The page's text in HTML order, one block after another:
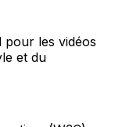
pour les vidéos
et du